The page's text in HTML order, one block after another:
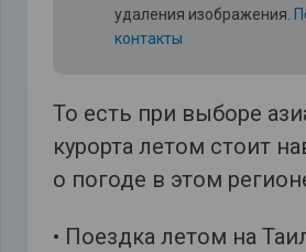
удаления изображения.
контакты
То есть при выборе
курорта летом стоит
о погоде в этом
• Поездка летом на